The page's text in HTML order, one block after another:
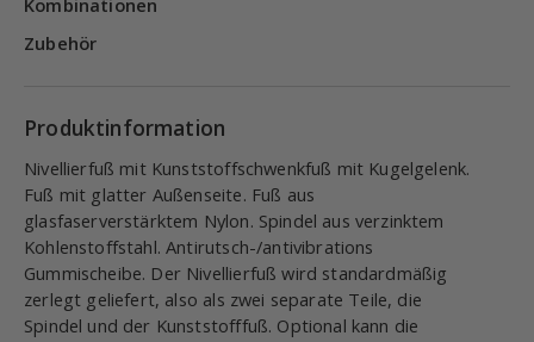
Kombinationen
Zubehör
Produktinformation
Nivellierfuß mit Kunststoffschwenkfuß mit Kugelgelenk.
Fuß mit glatter Außenseite. Fuß aus
glasfaserverstärktem Nylon. Spindel aus verzinktem
Kohlenstoffstahl. Antirutsch-/antivibrations
Gummischeibe. Der Nivellierfuß wird standardmäßig
zerlegt geliefert, also als zwei separate Teile, die
Spindel und der Kunststofffuß. Optional kann die